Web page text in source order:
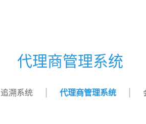
代理商管理系统
追溯系统 代理商管理系统